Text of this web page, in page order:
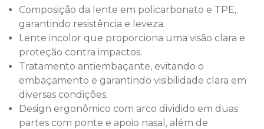
Composição da lente em policarbonato e TPE,
garantindo resistência e leveza.
Lente incolor que proporciona uma visão clara e
proteção contra impactos.
Tratamento antiembaçante, evitando o
embaçamento e garantindo visibilidade clara em
diversas condições.
Design ergonômico com arco dividido em duas
partes com ponte e apoio nasal, além de